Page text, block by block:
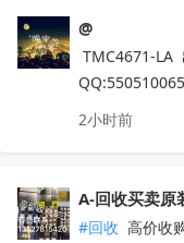
@
QQ:550510065
2小时前
A-回收买卖原
#回收 高价收